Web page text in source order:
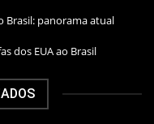
Brasil: panorama atual
dos EUA ao Brasil